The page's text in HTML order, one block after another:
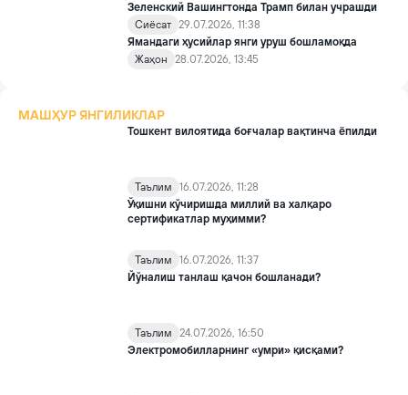
Зеленский Вашингтонда Трамп билан учрашди
Сиёсат 29.07.2026, 11:38
Ямандаги ҳусийлар янги уруш бошламоқда
Жаҳон
28.07.2026, 13:45
МАШҲУР ЯНГИЛИКЛАР
Тошкент вилоятида боғчалар вақтинча ёпилди
Таълим
16.07.2026, 11:28
Ўқишни кўчиришда миллий ва халқаро
сертификатлар муҳимми?
Таълим
16.07.2026, 11:37
Йўналиш танлаш қачон бошланади?
Таълим
24.07.2026, 16:50
Электромобилларнинг «умри» қисқами?